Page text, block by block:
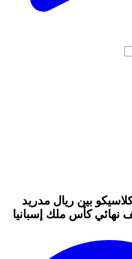
بين ريال مدريد
كأس ملك إسبانيا